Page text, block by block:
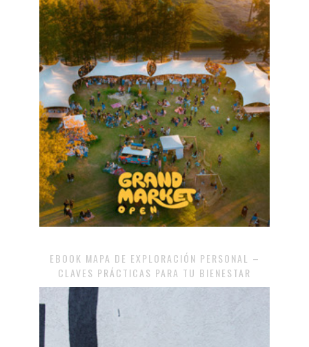
EBOOK MAPA DE EXPLORACIÓN PERSONAL –
CLAVES PRÁCTICAS PARA TU BIENESTAR